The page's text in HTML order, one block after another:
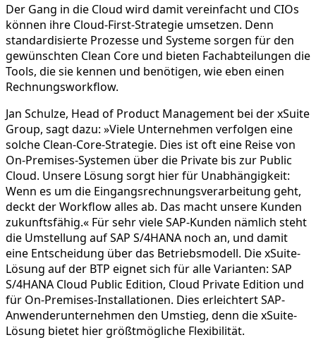
Der Gang in die Cloud wird damit vereinfacht und CIOs
können ihre Cloud-First-Strategie umsetzen. Denn
standardisierte Prozesse und Systeme sorgen für den
gewünschten Clean Core und bieten Fachabteilungen die
Tools, die sie kennen und benötigen, wie eben einen
Rechnungsworkflow.
Jan Schulze, Head of Product Management bei der xSuite
Group, sagt dazu: »Viele Unternehmen verfolgen eine
solche Clean-Core-Strategie. Dies ist oft eine Reise von
On-Premises-Systemen über die Private bis zur Public
Cloud. Unsere Lösung sorgt hier für Unabhängigkeit:
Wenn es um die Eingangsrechnungsverarbeitung geht,
deckt der Workflow alles ab. Das macht unsere Kunden
zukunftsfähig.« Für sehr viele SAP-Kunden nämlich steht
die Umstellung auf SAP S/4HANA noch an, und damit
eine Entscheidung über das Betriebsmodell. Die xSuite-
Lösung auf der BTP eignet sich für alle Varianten: SAP
S/4HANA Cloud Public Edition, Cloud Private Edition und
für On-Premises-Installationen. Dies erleichtert SAP-
Anwenderunternehmen den Umstieg, denn die xSuite-
Lösung bietet hier größtmögliche Flexibilität.